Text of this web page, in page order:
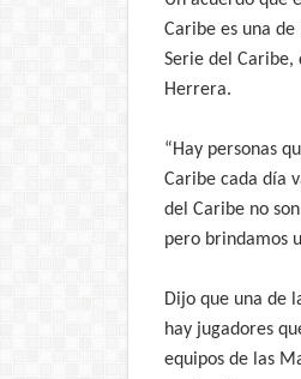
Caribe es una
Serie del Caribe,
Herrera.
“Hay personas
Caribe cada día
del Caribe no
pero brindamos
Dijo que una de
hay jugadores
equipos de las